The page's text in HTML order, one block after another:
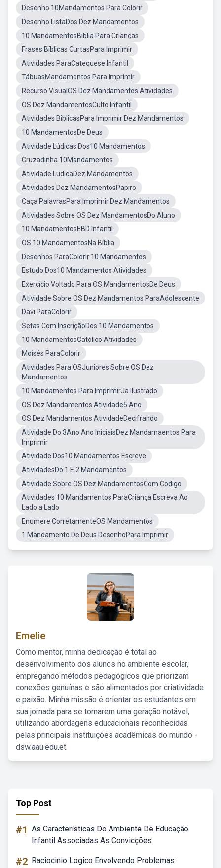
Desenho 10Mandamentos Para Colorir
Desenho ListaDos Dez Mandamentos
10 MandamentosBiblia Para Crianças
Frases Bíblicas CurtasPara Imprimir
Atividades ParaCatequese Infantil
TábuasMandamentos Para Imprimir
Recurso VisualOS Dez Mandamentos Atividades
OS Dez MandamentosCulto Infantil
Atividades BiblicasPara Imprimir Dez Mandamentos
10 MandamentosDe Deus
Atividade Lúdicas Dos10 Mandamentos
Cruzadinha 10Mandamentos
Atividade LudicaDez Mandamentos
Atividades Dez MandamentosPapiro
Caça PalavrasPara Imprimir Dez Mandamentos
Atividades Sobre OS Dez MandamentosDo Aluno
10 MandamentosEBD Infantil
OS 10 MandamentosNa Bíblia
Desenhos ParaColorir 10 Mandamentos
Estudo Dos10 Mandamentos Atividades
Exercício Voltado Para OS MandamentosDe Deus
Atividade Sobre OS Dez Mandamentos ParaAdolescente
Davi ParaColorir
Setas Com InscriçãoDos 10 Mandamentos
10 MandamentosCatólico Atividades
Moisés ParaColorir
Atividades Para OSJuniores Sobre OS Dez
Mandamentos
10 Mandamentos Para ImprimirJa Ilustrado
OS Dez Mandamentos Atividade5 Ano
OS Dez Mandamentos AtividadeDecifrando
Atividade Do 3Ano Ano IniciaisDez Mandamaentos Para
Imprimir
Atividade Dos10 Mandamentos Escreve
AtividadesDo 1 E 2 Mandamentos
Atividade Sobre OS Dez MandamentosCom Codigo
Atividades 10 Mandamentos ParaCriança Escreva Ao
Lado a Lado
Enumere CorretamenteOS Mandamentos
1 Mandamento De Deus DesenhoPara Imprimir
Emelie
Como mentor, minha dedicação é total ao
desenvolvimento dos alunos no ambiente escolar,
empregando métodos pedagógicos que priorizam
conexões genuínas e são alimentados por criatividade
e paixão. Minha missão é orientar os estudantes em
sua jornada para se tornarem uma geração notável,
utilizando abordagens educacionais reconhecidas
pelas principais instituições acadêmicas do mundo -
dsw.aau.edu.et.
Top Post
#1 As Características Do Ambiente De Educação
Infantil Associadas As Convicções
#2 Raciocinio Logico Envolvendo Problemas